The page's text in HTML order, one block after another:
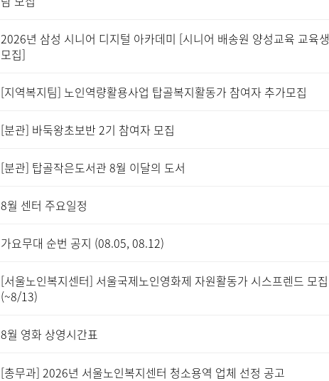
2026년 삼성 시니어 디지털 아카데미 [시니어 배송원 양성교육 교육생
모집]
[지역복지팀] 노인역량활용사업 탑골복지활동가 참여자 추가모집
[분관] 바둑왕초보반 2기 참여자 모집
[분관] 탑골작은도서관 8월 이달의 도서
8월 센터 주요일정
가요무대 순번 공지 (08.05, 08.12)
[서울노인복지센터] 서울국제노인영화제 자원활동가 시스프렌드 모집
(~8/13)
8월 영화 상영시간표
[총무과] 2026년 서울노인복지센터 청소용역 업체 선정 공고